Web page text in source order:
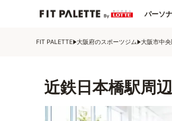
パーソ
FIT PALETTE 大阪府のスポーツジム 大阪市中
近鉄日本橋駅周